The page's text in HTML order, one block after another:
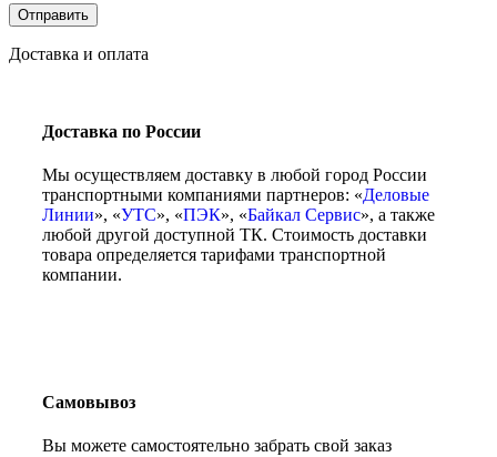
Доставка и оплата
Доставка по России
Мы осуществляем доставку в любой город России
транспортными компаниями партнеров: «Деловые
Линии», «УТС», «ПЭК», «Байкал Сервис», а также
любой другой доступной ТК. Стоимость доставки
товара определяется тарифами транспортной
компании.
Самовывоз
Вы можете самостоятельно забрать свой заказ